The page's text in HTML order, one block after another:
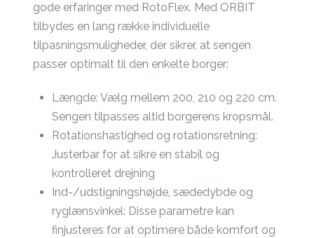
gode erfaringer med RotoFlex. Med ORBIT
tilbydes en lang række individuelle
tilpasningsmuligheder, der sikrer, at sengen
passer optimalt til den enkelte borger:
Længde: Vælg mellem 200, 210 og 220 cm.
Sengen tilpasses altid borgerens kropsmål.
Rotationshastighed og rotationsretning:
Justerbar for at sikre en stabil og
kontrolleret drejning
Ind-/udstigningshøjde, sædedybde og
ryglænsvinkel: Disse parametre kan
finjusteres for at optimere både komfort og